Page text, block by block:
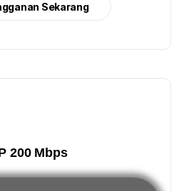
Sekarang
200 Mbps